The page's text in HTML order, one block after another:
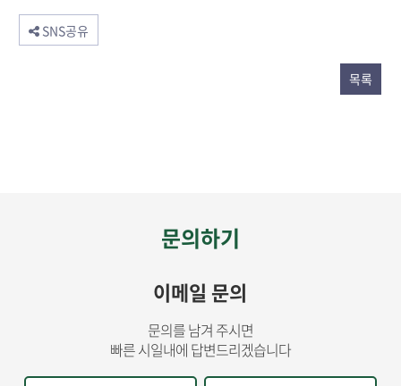
SNS공유
목록
문의하기
이메일 문의
문의를 남겨 주시면
빠른 시일내에 답변드리겠습니다